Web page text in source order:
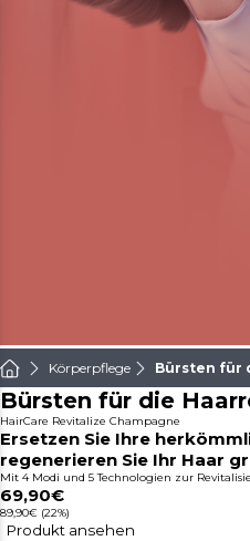
Körperpflege Bürsten für
Bürsten für die
HairCare Revitalize Champagne
Ersetzen Sie Ihre
regenerieren Sie Ihr Haar
Mit 4 Modi und 5 Technologien zur
69,90€
89,90€ (22%)
Produkt ansehen